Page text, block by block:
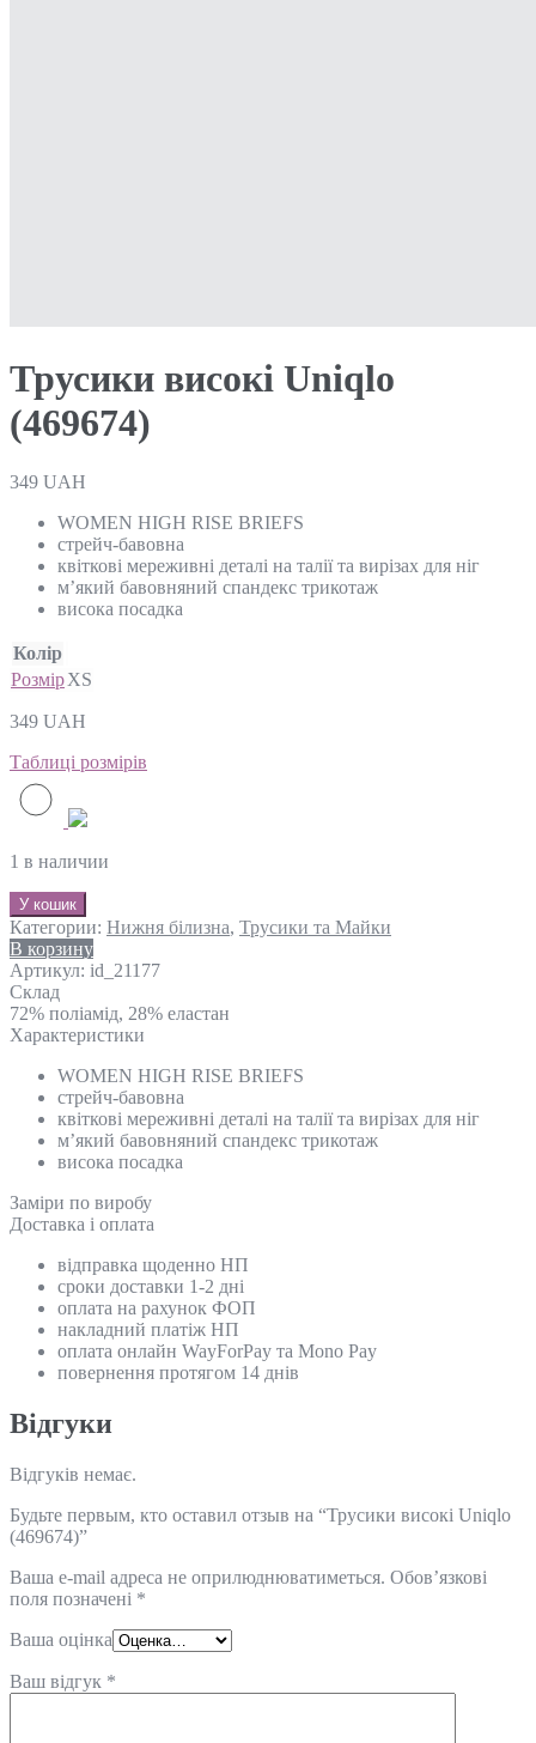
Трусики високі Uniqlo
(469674)
349 UAH
WOMEN HIGH RISE BRIEFS
стрейч-бавовна
квіткові мереживні деталі на талії та вирізах для ніг
м’який бавовняний спандекс трикотаж
висока посадка
Колір
РозмірXS
349 UAH
Таблиці розмірів
1 в наличии
У кошик
Категории: Нижня білизна, Трусики та Майки
В корзину
Артикул: id_21177
Склад
72% поліамід, 28% еластан
Характеристики
WOMEN HIGH RISE BRIEFS
стрейч-бавовна
квіткові мереживні деталі на талії та вирізах для ніг
м’який бавовняний спандекс трикотаж
висока посадка
Замiри по виробу
Доставка і оплата
відправка щоденно НП
сроки доставки 1-2 дні
оплата на рахунок ФОП
накладний платіж НП
оплата онлайн WayForPay та Mono Pay
повернення протягом 14 днів
Відгуки
Відгуків немає.
Будьте первым, кто оставил отзыв на “Трусики високі Uniqlo
(469674)”
Ваша e-mail адреса не оприлюднюватиметься. Обов’язкові
поля позначені *
Ваша оцінка
Ваш відгук *